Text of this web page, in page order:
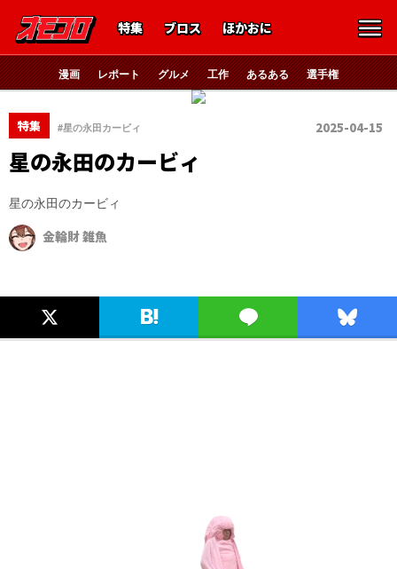
特集 ブロス ほかおに
漫画 レポート グルメ 工作 あるある 選手権
特集 #星の永田カービィ 2025-04-15
星の永田のカービィ
星の永田のカービィ
金輪財 雑魚